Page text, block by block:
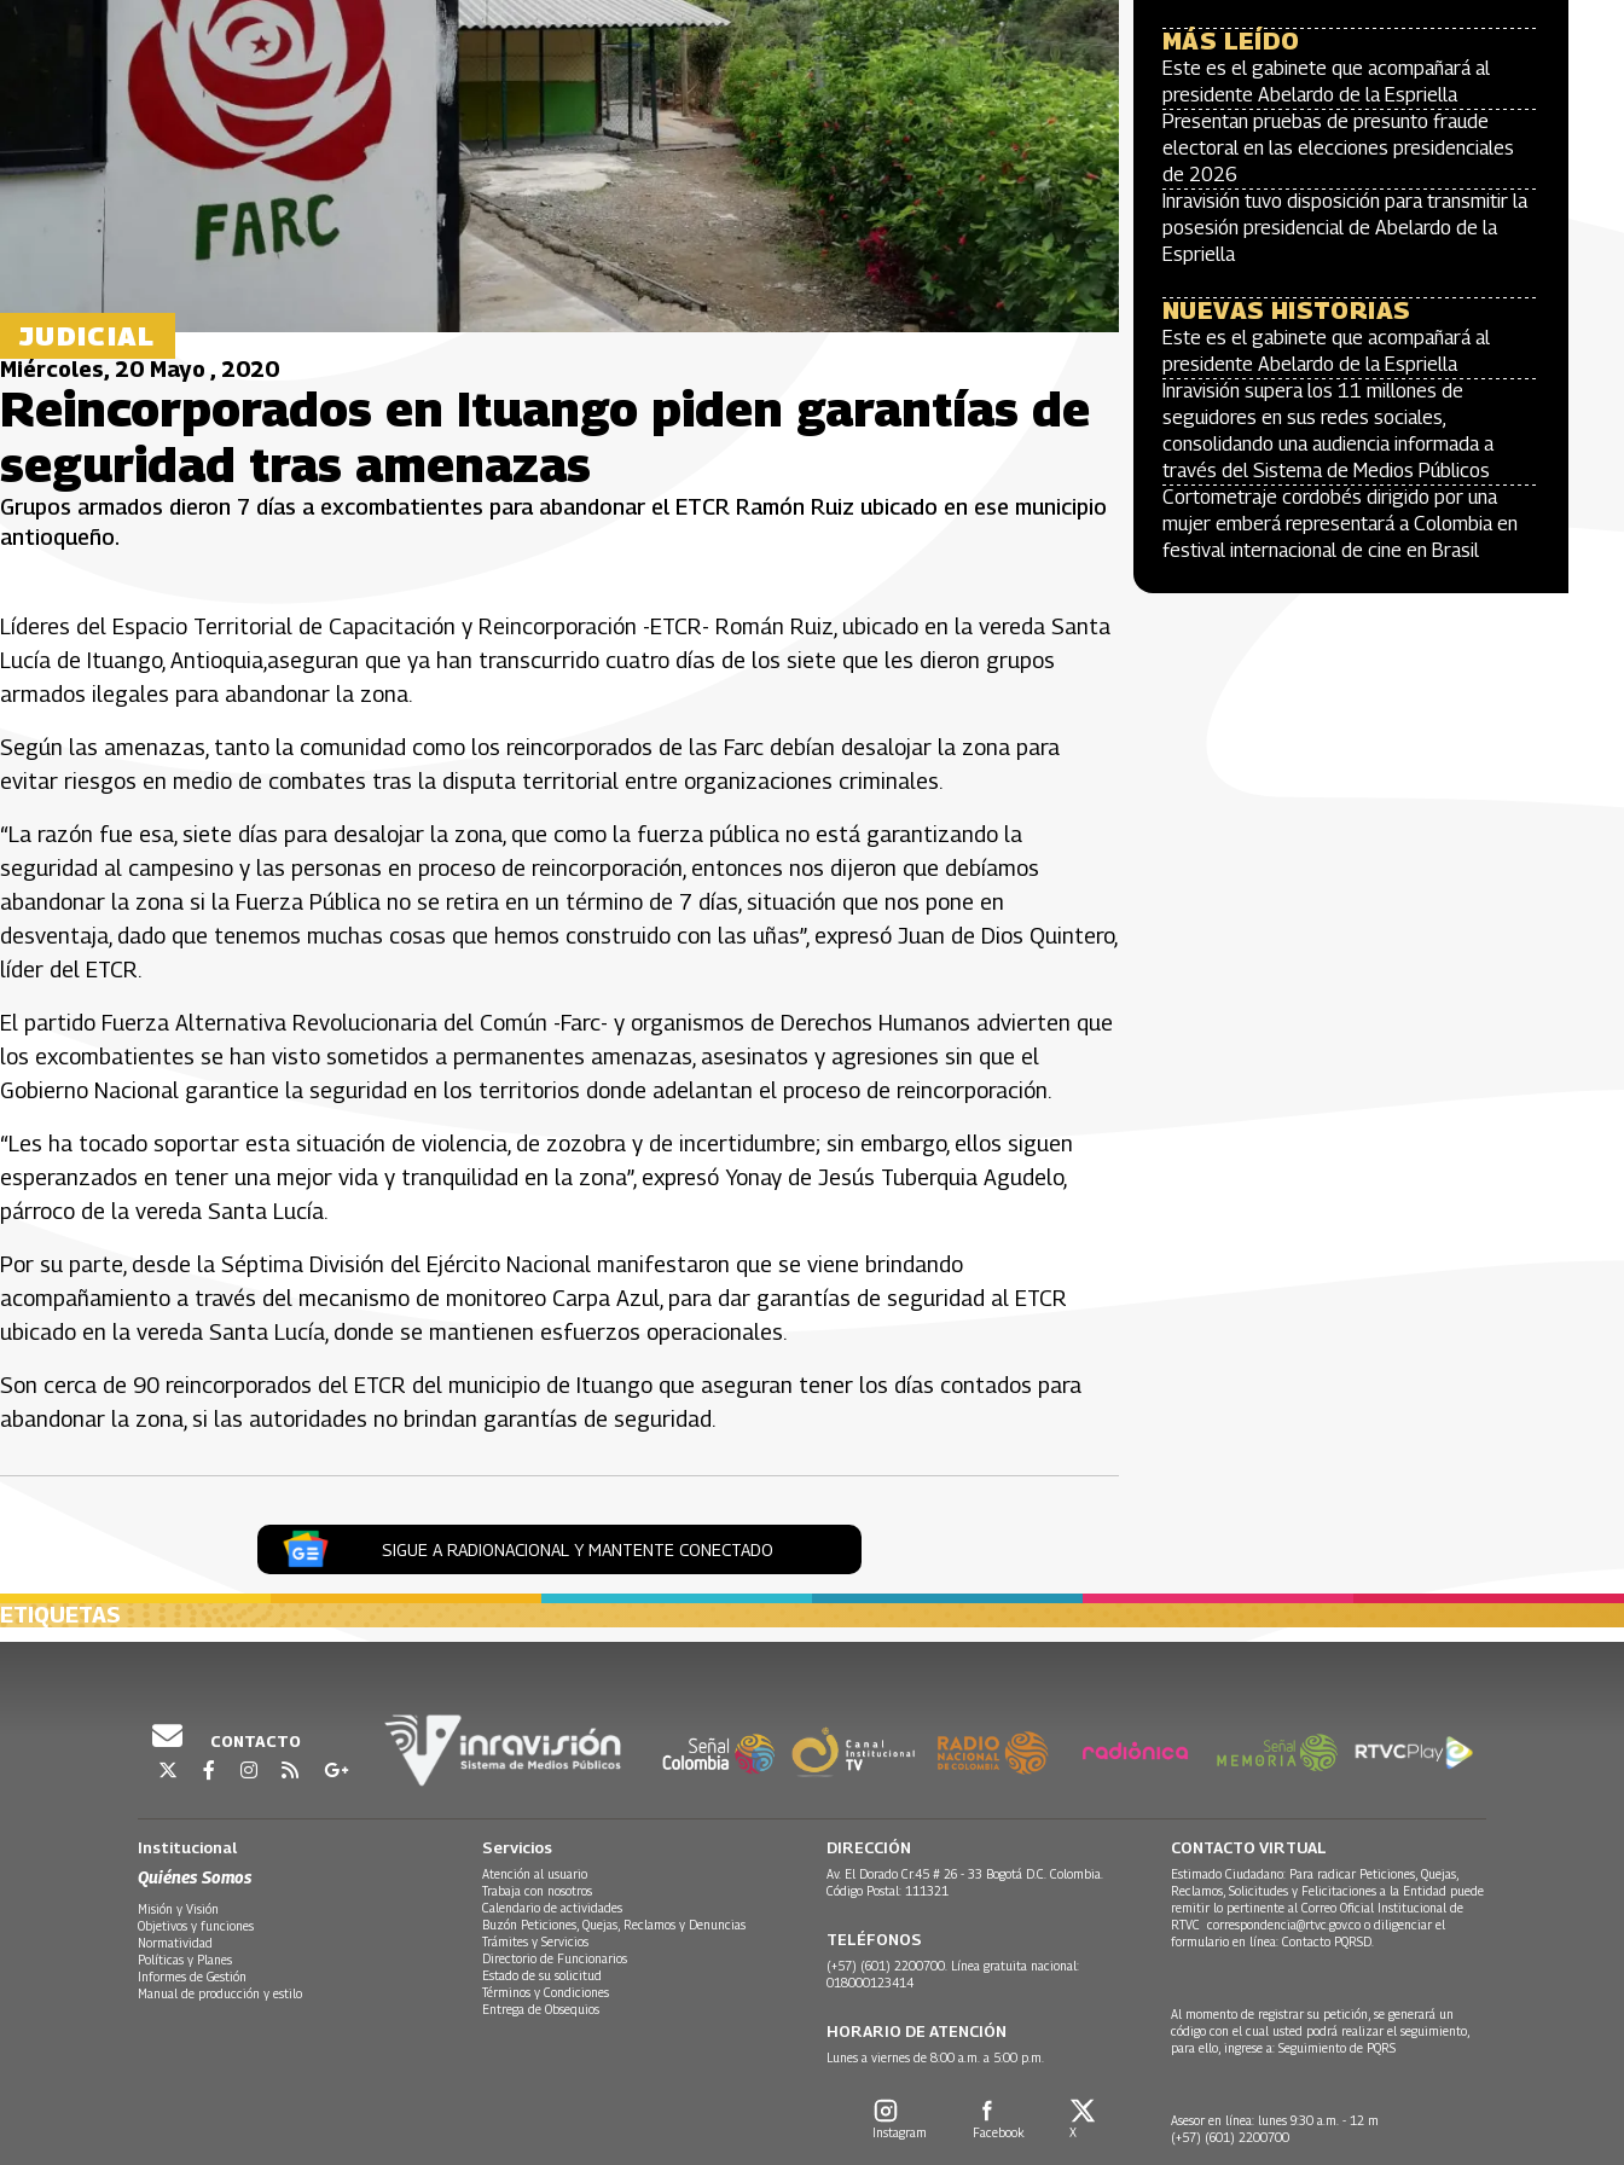
JUDICIAL
Miércoles, 20 Mayo , 2020
Reincorporados en Ituango piden garantías de
seguridad tras amenazas
Grupos armados dieron 7 días a excombatientes para abandonar el ETCR Ramón Ruiz ubicado en ese municipio
antioqueño.
Líderes del Espacio Territorial de Capacitación y Reincorporación -ETCR- Román Ruiz, ubicado en la vereda Santa
Lucía de Ituango, Antioquia,aseguran que ya han transcurrido cuatro días de los siete que les dieron grupos
armados ilegales para abandonar la zona.
Según las amenazas, tanto la comunidad como los reincorporados de las Farc debían desalojar la zona para
evitar riesgos en medio de combates tras la disputa territorial entre organizaciones criminales.
“La razón fue esa, siete días para desalojar la zona, que como la fuerza pública no está garantizando la
seguridad al campesino y las personas en proceso de reincorporación, entonces nos dijeron que debíamos
abandonar la zona si la Fuerza Pública no se retira en un término de 7 días, situación que nos pone en
desventaja, dado que tenemos muchas cosas que hemos construido con las uñas”, expresó Juan de Dios Quintero,
líder del ETCR.
El partido Fuerza Alternativa Revolucionaria del Común -Farc- y organismos de Derechos Humanos advierten que
los excombatientes se han visto sometidos a permanentes amenazas, asesinatos y agresiones sin que el
Gobierno Nacional garantice la seguridad en los territorios donde adelantan el proceso de reincorporación.
“Les ha tocado soportar esta situación de violencia, de zozobra y de incertidumbre; sin embargo, ellos siguen
esperanzados en tener una mejor vida y tranquilidad en la zona”, expresó Yonay de Jesús Tuberquia Agudelo,
párroco de la vereda Santa Lucía.
Por su parte, desde la Séptima División del Ejército Nacional manifestaron que se viene brindando
acompañamiento a través del mecanismo de monitoreo Carpa Azul, para dar garantías de seguridad al ETCR
ubicado en la vereda Santa Lucía, donde se mantienen esfuerzos operacionales.
Son cerca de 90 reincorporados del ETCR del municipio de Ituango que aseguran tener los días contados para
abandonar la zona, si las autoridades no brindan garantías de seguridad.
SIGUE A RADIONACIONAL Y MANTENTE CONECTADO
MÁS LEÍDO
Este es el gabinete que acompañará al
presidente Abelardo de la Espriella
Presentan pruebas de presunto fraude
electoral en las elecciones presidenciales
de 2026
Inravisión tuvo disposición para transmitir la
posesión presidencial de Abelardo de la
Espriella
NUEVAS HISTORIAS
Este es el gabinete que acompañará al
presidente Abelardo de la Espriella
Inravisión supera los 11 millones de
seguidores en sus redes sociales,
consolidando una audiencia informada a
través del Sistema de Medios Públicos
Cortometraje cordobés dirigido por una
mujer emberá representará a Colombia en
festival internacional de cine en Brasil
ETIQUETAS
CONTACTO
Institucional
Quiénes Somos
Misión y Visión
Objetivos y funciones
Normatividad
Políticas y Planes
Informes de Gestión
Manual de producción y estilo
Servicios
Atención al usuario
Trabaja con nosotros
Calendario de actividades
Buzón Peticiones, Quejas, Reclamos y Denuncias
Trámites y Servicios
Directorio de Funcionarios
Estado de su solicitud
Términos y Condiciones
Entrega de Obsequios
DIRECCIÓN
Av. El Dorado Cr.45 # 26 - 33 Bogotá D.C. Colombia.
Código Postal: 111321
TELÉFONOS
(+57) (601) 2200700. Línea gratuita nacional:
018000123414
HORARIO DE ATENCIÓN
Lunes a viernes de 8:00 a.m. a 5:00 p.m.
Instagram Facebook X
CONTACTO VIRTUAL
Estimado Ciudadano: Para radicar Peticiones, Quejas,
Reclamos, Solicitudes y Felicitaciones a la Entidad puede
remitir lo pertinente al Correo Oficial Institucional de
RTVC correspondencia@rtvc.gov.co o diligenciar el
formulario en línea: Contacto PQRSD.
Al momento de registrar su petición, se generará un
código con el cual usted podrá realizar el seguimiento,
para ello, ingrese a: Seguimiento de PQRS
Asesor en línea: lunes 9:30 a.m. - 12 m
(+57) (601) 2200700